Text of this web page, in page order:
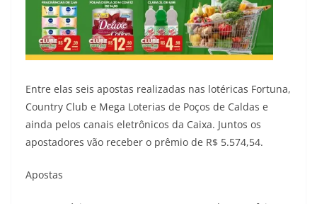
Entre elas seis apostas realizadas nas lotéricas Fortuna,
Country Club e Mega Loterias de Poços de Caldas e
ainda pelos canais eletrônicos da Caixa. Juntos os
apostadores vão receber o prêmio de R$ 5.574,54.
Apostas